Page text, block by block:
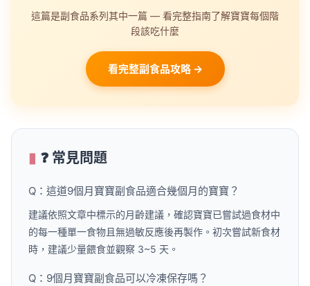
這篇是副食品系列其中一篇 — 看完整指南了解寶寶每個階
段該吃什麼
看完整副食品攻略 →
❓ 常見問題
Q：這道9個月寶寶副食品適合幾個月的寶寶？
建議依照文章中標示的月齡建議，確認寶寶已嘗試過食材中
的每一種單一食物且無過敏反應後再製作。初次嘗試新食材
時，建議少量餵食並觀察 3~5 天。
Q：9個月寶寶副食品可以冷凍保存嗎？